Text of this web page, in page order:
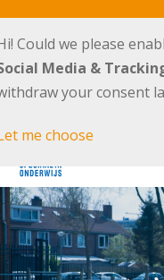
Terpstraat
1069 TV
Could we please
Media &
your consent
me choose